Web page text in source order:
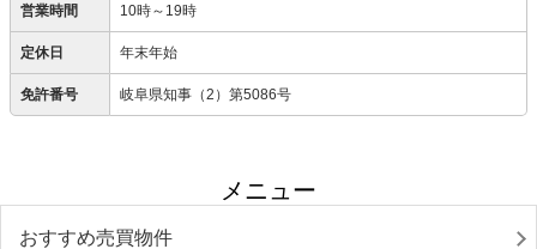
営業時間 10時～19時
定休日 年末年始
免許番号 岐阜県知事（2）第5086号
メニュー
おすすめ売買物件